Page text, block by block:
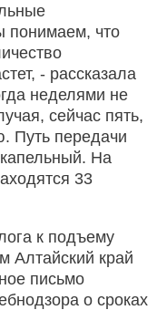
понимаем, что
- рассказала
неделями не
сейчас пять,
Путь передачи
На
33
к подъему
Алтайский край
письмо
о сроках